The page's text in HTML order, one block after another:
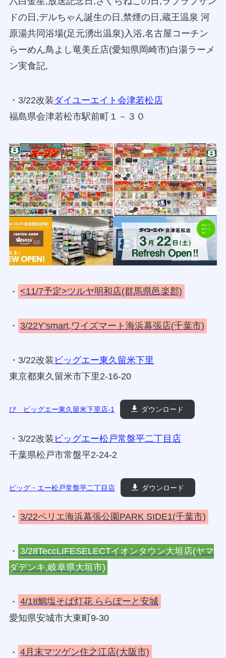
ドの日,デルちゃん誕生の日,禁煙の日,蔵王温泉 河
原湯共同浴場(足元湧出温泉)入浴,名古屋コーチン
らーめん鳥よし竜美丘店(愛知県岡崎市)白湯ラーメ
ン実食記,
・3/22改装ダイユーエイト会津若松店
福島県会津若松市駅前町１－３０
・ <11/7予定>ツルヤ明和店(群馬県邑楽郡)
・ 3/22Y’smart,ワイズマート海浜幕張店(千葉市)
・3/22改装 ビッグエー東久留米下里
東京都東久留米市下里2-16-20
び ビッグエー東久留米下里店-1 ダウンロード
・3/22改装 ビッグエー松戸常盤平二丁目店
千葉県松戸市常盤平2-24-2
ビッグ・エー松戸常盤平二丁目店 ダウンロード
・ 3/22ペリエ海浜幕張公園PARK SIDE1(千葉市)
・ 3/28TeccLIFESELECTイオンタウン大垣店(ヤマ
ダデンキ,岐阜県大垣市)
・ 4/18鯛塩そば灯花 ららぽーと安城
愛知県安城市大東町9-30
・ 4月末マツゲン住之江店(大阪市)